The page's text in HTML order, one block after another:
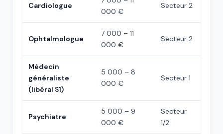
Cardiologue
000 €
Secteur 2
Ophtalmologue
7 000 – 11
000 €
Secteur 2
Médecin
généraliste
(libéral S1)
5 000 – 8
000 €
Secteur 1
Psychiatre
5 000 – 9
000 €
Secteur
1/2